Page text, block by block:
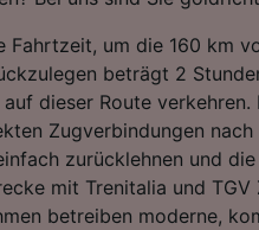
Fahrtzeit, um die 160 km
beträgt 2
dieser Route
Zugverbindungen
zurücklehnen und
mit Trenitalia und TGV
betreiben moderne,